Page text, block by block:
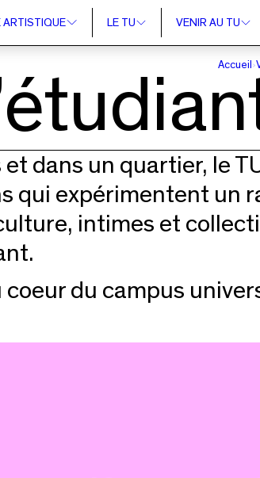
ARTISTIQUE LE TU VENIR AU TU
Accueil
dans un quartier, le
qui expérimentent un
intimes et
du campus